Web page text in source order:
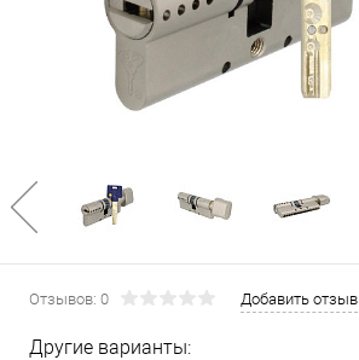
Отзывов: 0 Добавить отзыв
Другие варианты: